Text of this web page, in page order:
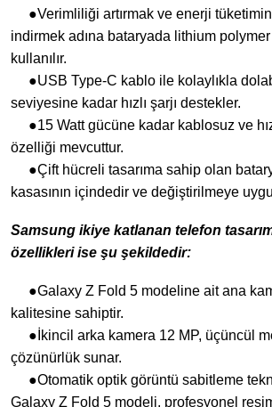
●Verimliliği artırmak ve enerji
indirmek adına bataryada lithium
kullanılır.
●USB Type-C kablo ile kolaylıkla
seviyesine kadar hızlı şarjı destekler.
●15 Watt gücüne kadar kablosuz ve
özelliği mevcuttur.
●Çift hücreli tasarıma sahip olan
kasasının içindedir ve değiştirilmeye
Samsung ikiye katlanan telefon
özellikleri ise şu şekildedir:
●Galaxy Z Fold 5 modeline ait ana
kalitesine sahiptir.
●İkincil arka kamera 12 MP, üçüncül
çözünürlük sunar.
●Otomatik optik görüntü sabitleme
Galaxy Z Fold 5 modeli, profesyonel